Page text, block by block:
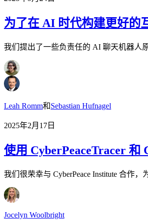
为了在 AI 时代构建更好的
我们提出了一些负责任的 AI 聊天机器人
Leah Romm和Sebastian Hufnagel
2025年2月17日
使用 CyberPeaceTracer
我们很荣幸与 CyberPeace Institute 合作
Jocelyn Woolbright